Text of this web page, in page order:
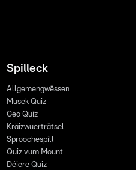
Spilleck
Allgemengwëssen
Musek Quiz
Geo Quiz
Kräizwuerträtsel
Sproochespill
Quiz vum Mount
Déiere Quiz